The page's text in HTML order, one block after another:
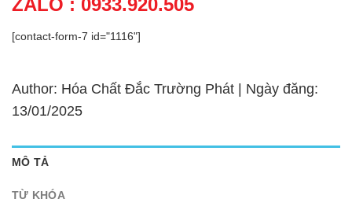
[contact-form-7 id="1116"]
Author: Hóa Chất Đắc Trường Phát | Ngày đăng:
13/01/2025
MÔ TẢ
TỪ KHÓA